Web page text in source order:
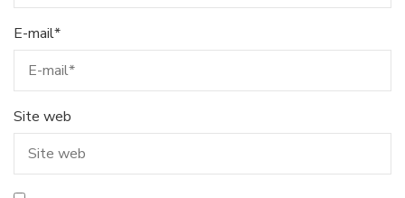
E-mail*
Site web